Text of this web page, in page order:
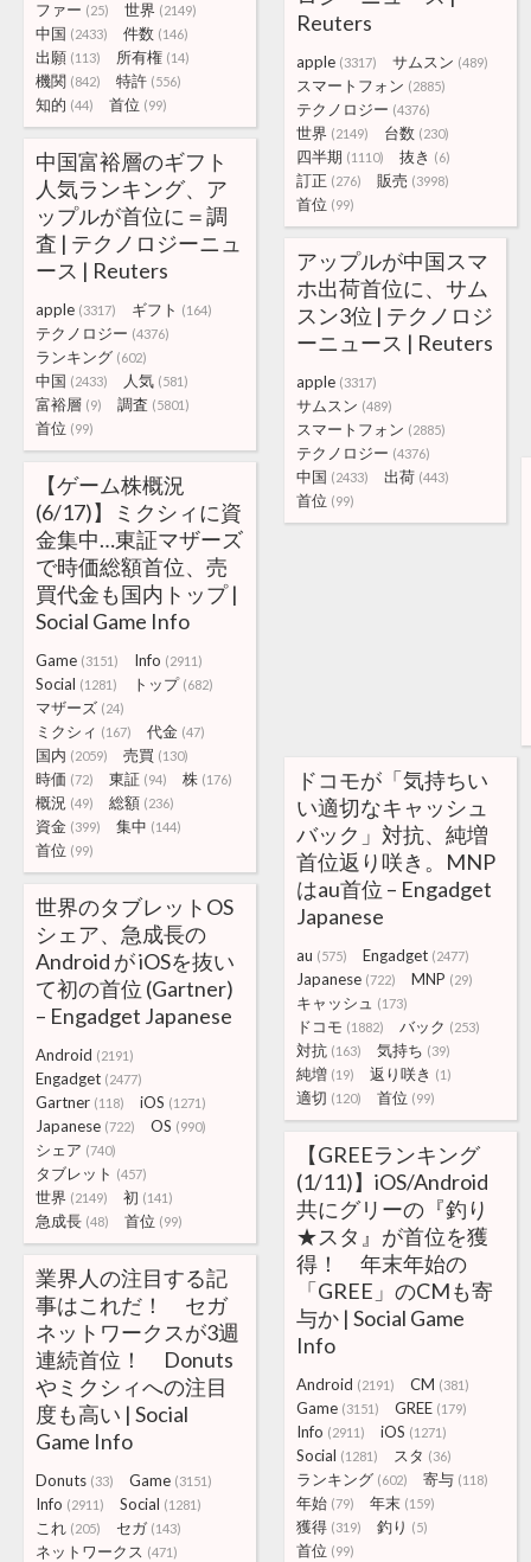
ファー (25) 世界 (2149)
中国 (2433) 件数 (146)
出願 (113) 所有権 (14)
機関 (842) 特許 (556)
知的 (44) 首位 (99)
Reuters
apple (3317) サムスン (489)
スマートフォン (2885)
テクノロジー (4376)
世界 (2149) 台数 (230)
四半期 (1110) 抜き (6)
訂正 (276) 販売 (3998)
首位 (99)
中国富裕層のギフト
人気ランキング、ア
ップルが首位に＝調
査 | テクノロジーニュ
ース | Reuters
apple (3317) ギフト (164)
テクノロジー (4376)
ランキング (602)
中国 (2433) 人気 (581)
富裕層 (9) 調査 (5801)
首位 (99)
アップルが中国スマ
ホ出荷首位に、サム
スン3位 | テクノロジ
ーニュース | Reuters
apple (3317)
サムスン (489)
スマートフォン (2885)
テクノロジー (4376)
中国 (2433) 出荷 (443)
首位 (99)
【ゲーム株概況
(6/17)】ミクシィに資
金集中…東証マザーズ
で時価総額首位、売
買代金も国内トップ |
Social Game Info
Game (3151) Info (2911)
Social (1281) トップ (682)
マザーズ (24)
ミクシィ (167) 代金 (47)
国内 (2059) 売買 (130)
時価 (72) 東証 (94) 株 (176)
概況 (49) 総額 (236)
資金 (399) 集中 (144)
首位 (99)
ドコモが「気持ちい
い適切なキャッシュ
バック」対抗、純増
首位返り咲き。MNP
はau首位 – Engadget
Japanese
au (575) Engadget (2477)
Japanese (722) MNP (29)
キャッシュ (173)
ドコモ (1882) バック (253)
対抗 (163) 気持ち (39)
純増 (19) 返り咲き (1)
適切 (120) 首位 (99)
世界のタブレットOS
シェア、急成長の
Android が iOSを抜い
て初の首位 (Gartner)
– Engadget Japanese
Android (2191)
Engadget (2477)
Gartner (118) iOS (1271)
Japanese (722) OS (990)
シェア (740)
タブレット (457)
世界 (2149) 初 (141)
急成長 (48) 首位 (99)
【GREEランキング
(1/11)】iOS/Android
共にグリーの『釣り
★スタ』が首位を獲
得！ 年末年始の
「GREE」のCMも寄
与か | Social Game
Info
Android (2191) CM (381)
Game (3151) GREE (179)
Info (2911) iOS (1271)
Social (1281) スタ (36)
ランキング (602) 寄与 (118)
年始 (79) 年末 (159)
獲得 (319) 釣り (5)
首位 (99)
業界人の注目する記
事はこれだ！ セガ
ネットワークスが3週
連続首位！ Donuts
やミクシィへの注目
度も高い | Social
Game Info
Donuts (33) Game (3151)
Info (2911) Social (1281)
これ (205) セガ (143)
ネットワークス (471)